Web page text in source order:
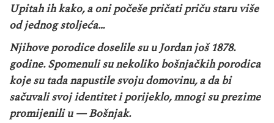
Upitah ih kako, a oni počeše pričati priču staru više
od jednog stoljeća…
Njihove porodice doselile su u Jordan još 1878.
godine. Spomenuli su nekoliko bošnjačkih porodica
koje su tada napustile svoju domovinu, a da bi
sačuvali svoj identitet i porijeklo, mnogi su prezime
promijenili u — Bošnjak.